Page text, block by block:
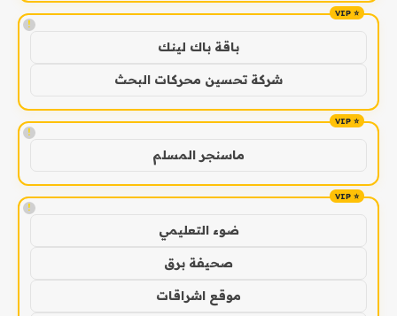
!
باقة باك لينك
شركة تحسين محركات البحث
!
ماسنجر المسلم
!
ضوء التعليمي
صحيفة برق
موقع اشراقات